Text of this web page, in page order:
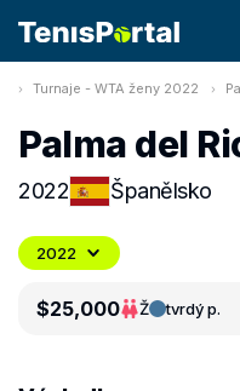
Turnaje - WTA ženy 2022
Palma del
2022 Španělsko
2022
$25,000 Ž tvrdý p.